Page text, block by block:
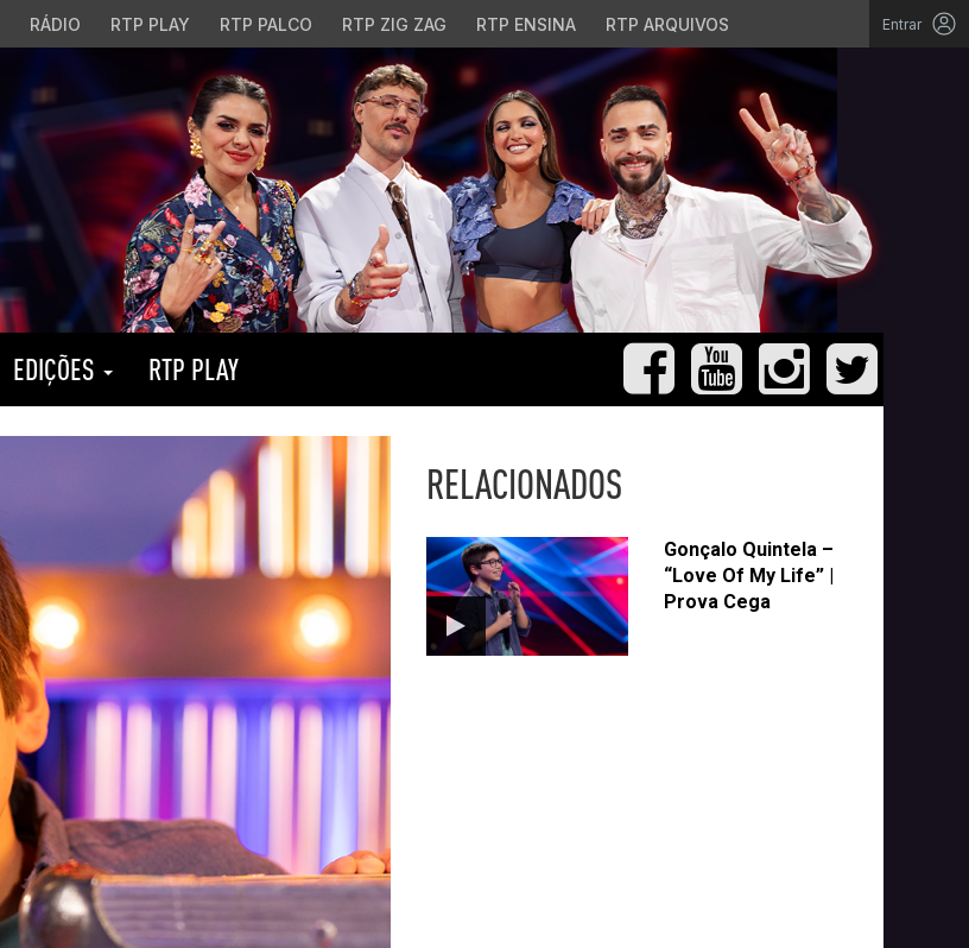
RÁDIO RTP PLAY RTP PALCO RTP ZIG ZAG RTP ENSINA RTP ARQUIVOS Entrar
EDIÇÕES RTP PLAY
RELACIONADOS
Gonçalo Quintela –
“Love Of My Life” |
Prova Cega